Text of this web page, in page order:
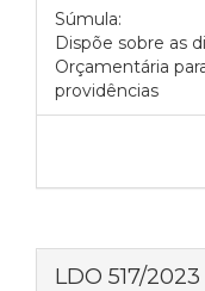
Súmula:
Dispõe sobre as
Orçamentária
providências
LDO 517/2023